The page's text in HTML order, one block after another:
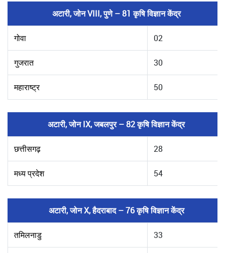
अटारी, जोन VIII, पुणे – 81 कृषि विज्ञान केंद्र
गोवा 02
गुजरात 30
महाराष्ट्र 50
अटारी, जोन IX, जबलपुर – 82 कृषि विज्ञान केंद्र
छत्तीसगढ़ 28
मध्य प्रदेश 54
अटारी, जोन X, हैदराबाद – 76 कृषि विज्ञान केंद्र
तमिलनाडु 33